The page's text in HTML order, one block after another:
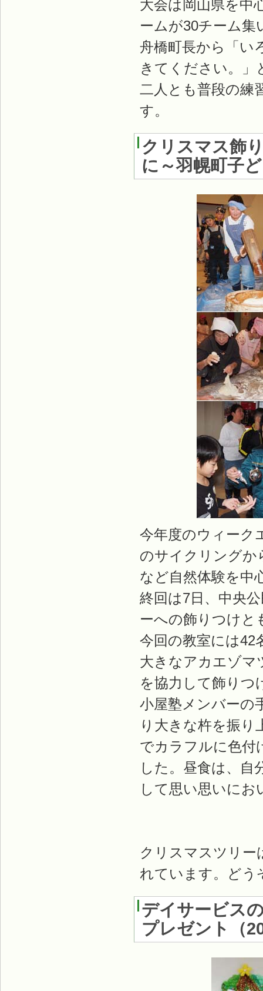
大会は岡山県を中
ームが30チーム集
舟橋町長から「い
きてください。」
二人とも普段の練
す。
クリスマス飾
に～羽幌町子
今年度のウィーク
のサイクリングか
など自然体験を中
終回は7日、中央
ーへの飾りつけと
今回の教室には42
大きなアカエゾマ
を協力して飾りつ
小屋塾メンバーの
り大きな杵を振
でカラフルに色付
した。昼食は、自
して思い思いに
クリスマスツリー
れています。どう
デイサービス
プレゼント
（